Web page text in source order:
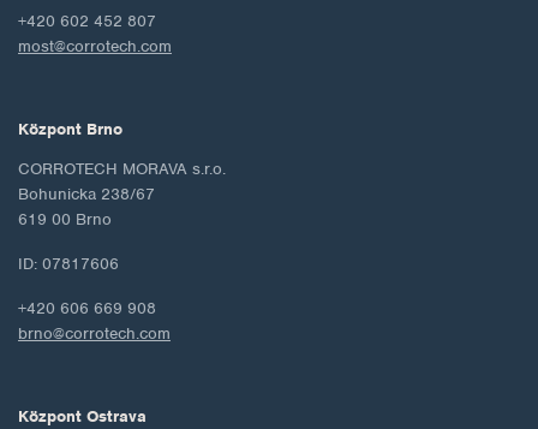
+420 602 452 807
most@corrotech.com
Központ Brno
CORROTECH MORAVA s.r.o.
Bohunicka 238/67
619 00 Brno
ID: 07817606
+420 606 669 908
brno@corrotech.com
Központ Ostrava